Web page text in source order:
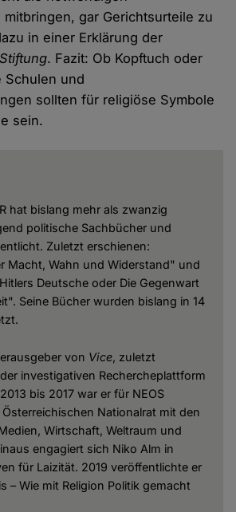
gar Gerichtsurteile zu
in einer Erklärung der
. Fazit: Ob Kopftuch oder
Schulen und
sollten für religiöse Symbole
sein.
hat bislang mehr als zwanzig
politische Sachbücher und
Zuletzt erschienen:
Macht, Wahn und Widerstand" und
Deutsche oder Die Gegenwart
Seine Bücher wurden bislang in 14
von Vice, zuletzt
investigativen Rechercheplattform
bis 2017 war er für NEOS
Nationalrat mit den
Wirtschaft, Weltraum und
engagiert sich Niko Alm in
für Laizität. 2019 veröffentlichte er
– Wie mit Religion Politik gemacht